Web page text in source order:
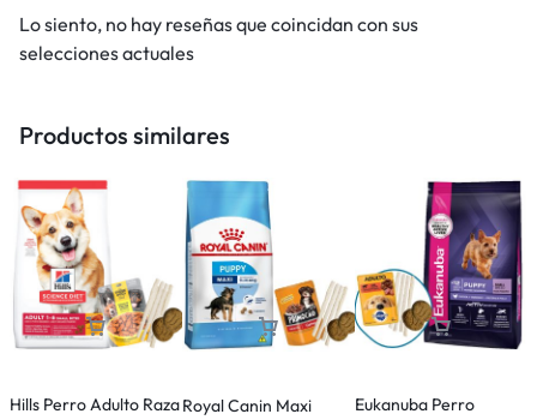
Lo siento, no hay reseñas que coincidan con sus
selecciones actuales
Productos similares
Hills Perro Adulto RazaRoyal Canin Maxi
Eukanuba Perro